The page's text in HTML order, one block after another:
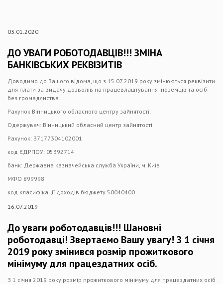
03.01.2020
ДО УВАГИ РОБОТОДАВЦІВ!!! ЗМІНА
БАНКІВСЬКИХ РЕКВІЗИТІВ
Доводимо до Вашого відома, що з 15.07.2019 року змінюються реквізити
для плати за видачу дозволів на працевлаштування іноземців та осіб
без громадянства.
Рахунок Вінницького обласного центру зайнятості:
Одержувач: Вінницький обласний центр зайнятості
Рахунок: 37177304102001
код ЄДРПОУ: 05392714
банк: Державна казначейська служба України, м. Київ
МФО 899998
код класифікації доходів бюджету 50040400
16.07.2019
До уваги роботодавців!!! Шановні
роботодавці! Звертаємо Вашу увагу! З 1 січня
2019 року змінився розмір прожиткового
мінімуму для працездатних осіб.
З 1 січня 2019 року розмір прожиткового мінімуму для працездатних осіб